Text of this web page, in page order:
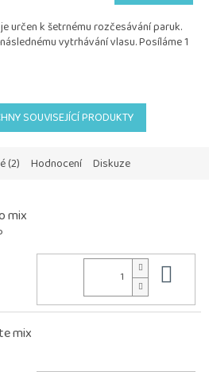
určen k šetrnému rozčesávání paruk.
vytrhávání vlasu. Posíláme 1
SOUVISEJÍCÍ PRODUKTY
(2) Hodnocení Diskuze
mix
mix